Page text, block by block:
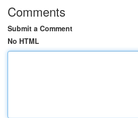
Comments
Submit a Comment
No HTML